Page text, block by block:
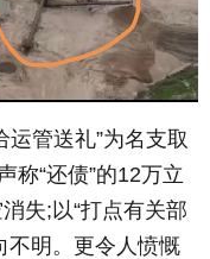
运管送礼”为名支取
称“还债”的12万立
失;以“打点有关部
不明。更令人愤慨